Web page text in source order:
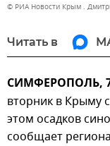
© РИА Новости Крым .
Читать в
СИМФЕРОПОЛЬ,
вторник в Крыму
этом осадков
сообщает